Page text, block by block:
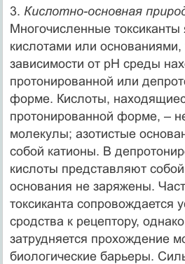
3. Кислотно-основная
Многочисленные
кислотами или основаниями,
зависимости от рН среды
протонированной или
форме. Кислоты,
протонированной форме, –
молекулы; азотистые
собой катионы. В
кислоты представляют
основания не заряжены.
токсиканта сопровождается
сродства к рецептору,
затрудняется прохождение
биологические барьеры.